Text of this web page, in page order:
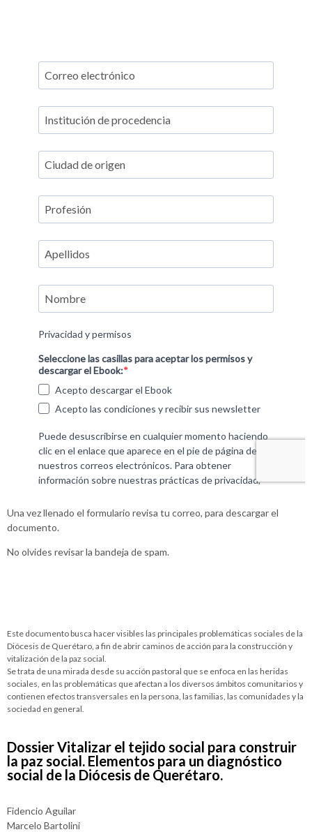
Una vez llenado el formulario revisa tu correo, para descargar el
documento.
No olvides revisar la bandeja de spam.
Este documento busca hacer visibles las principales problemáticas sociales de la
Diócesis de Querétaro, a fin de abrir caminos de acción para la construcción y
vitalización de la paz social.
Se trata de una mirada desde su acción pastoral que se enfoca en las heridas
sociales, en las problemáticas que afectan a los diversos ámbitos comunitarios y
contienen efectos transversales en la persona, las familias, las comunidades y la
sociedad en general.
Dossier Vitalizar el tejido social para construir
la paz social. Elementos para un diagnóstico
social de la Diócesis de Querétaro.
Fidencio Aguilar
Marcelo Bartolini